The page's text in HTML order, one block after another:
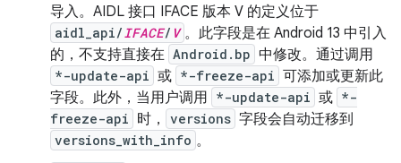
导入。AIDL 接口 IFACE 版本 V 的定义位于
aidl_api/IFACE/ V 。此字段是在 Android 13 中引入
的，不支持直接在 Android.bp 中修改。通过调用
*-update-api 或 *-freeze-api 可添加或更新此
字段。此外，当用户调用 *-update-api 或 *-
freeze-api 时， versions 字段会自动迁移到
versions_with_info 。